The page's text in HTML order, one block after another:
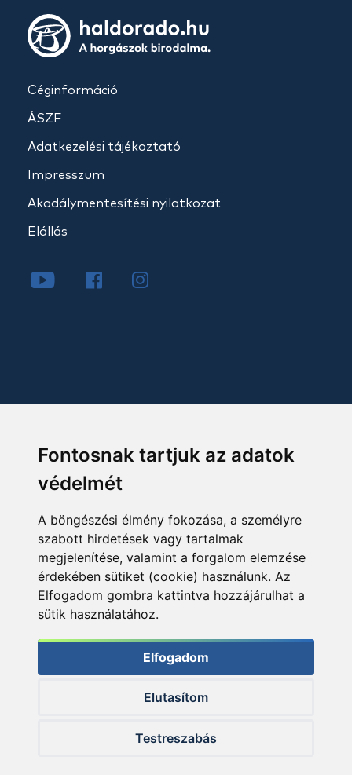
Fontosnak tartjuk az adatok
védelmét
A böngészési élmény fokozása, a személyre
szabott hirdetések vagy tartalmak
megjelenítése, valamint a forgalom elemzése
érdekében sütiket (cookie) használunk. Az
Elfogadom gombra kattintva hozzájárulhat a
sütik használatához.
Elfogadom
Elutasítom
Testreszabás
Céginformáció
ÁSZF
Adatkezelési tájékoztató
Impresszum
Akadálymentesítési nyilatkozat
Elállás